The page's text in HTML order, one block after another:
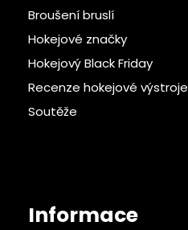
Broušení bruslí
Hokejové značky
Hokejový Black Friday
Recenze hokejové výstroje
Soutěže
Informace